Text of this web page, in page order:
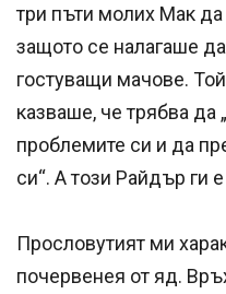
три пъти молих Мак
защото се налагаше
гостуващи мачове.
казваше, че трябва да
проблемите си и да
си“. А този Райдър ги е
Прословутият ми
почервенея от яд.